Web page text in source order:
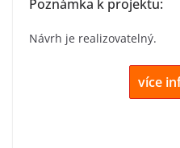
Poznámka k projektu:
Návrh je realizovatelný.
více